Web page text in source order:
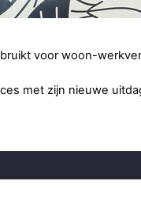
voor woon-
met zijn nieuwe